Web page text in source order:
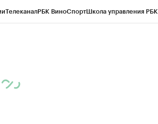
ТелеканалРБК ВиноСпортШкола управления РБК